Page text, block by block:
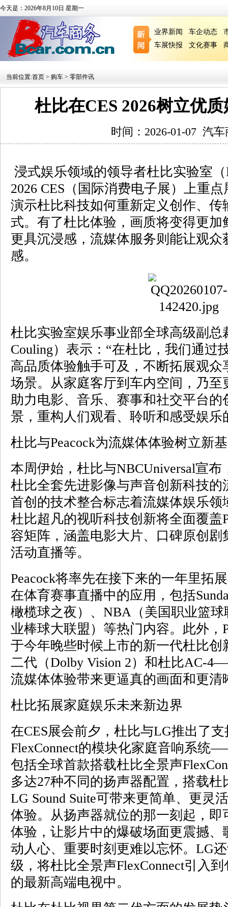
今天是：2026年8月10日 星期一
业界新闻 车企动态
车展快报
文化赛事
当前位置:首页 > 购车 > 零部件讯
杜比在CES 2026树立优
时间：2026-01-07 汽车
浸式娱乐领域的领导者杜比实验室（
2026 CES（国际消费电子展）上重
演示杜比科技如何重新定义创作、
式。有了杜比体验，画质将变得更
更具沉浸感，流媒体服务则能让观
感。
杜比实验室娱乐事业部全球高级副总
Couling）表示：“在杜比，我们通过
高品质体验触手可及，不断拓展观
场景。从家庭客厅到车内空间，乃
助力电影、音乐、赛事和社交平台的
景，重构人们观看、聆听和感受娱乐
杜比与Peacock为流媒体体验树立新
本周伊始，杜比与NBCUniversal宣布
杜比全套先进影像与声音创新科技
首创的技术整合标志着流媒体娱乐
杜比超凡的视听科技创新将全面覆盖
容矩阵，涵盖电影大片、口碑原创
活动直播等。
Peacock将率先在接下来的一年里拓
在体育赛事直播中的应用，包括
橄榄球之夜）、NBA（美国职业篮
业棒球大联盟）等热门内容。此外，
于今年晚些时候上市的新一代杜比
二代（Dolby Vision 2）和杜比AC-
流媒体体验带来更逼真的画面和更清
杜比拓展家庭娱乐未来新边界
在CES展会前夕，杜比与LG推出了
FlexConnect的模块化家庭音响系统
包括全球首款搭载杜比全景声
多达27种不同的扬声器配置，搭载杜
LG Sound Suite可带来更简单、更灵
体验。从扬声器就位的那一刻起，
体验，让影片中的爆破场面更震撼
动人心、重要时刻更难以忘怀。LG
级，将杜比全景声FlexConnect引入
的最新高端电视中。